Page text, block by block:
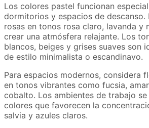
Los colores pastel funcionan
dormitorios y espacios de descanso.
rosas en tonos rosa claro, lavanda y
crear una atmósfera relajante. Los
blancos, beiges y grises suaves son
de estilo minimalista o escandinavo.
Para espacios modernos, considera
en tonos vibrantes como fucsia,
cobalto. Los ambientes de trabajo
colores que favorecen la
salvia y azules claros.